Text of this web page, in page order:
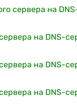
сервера на
на DNS-
на DNS-
на DNS-